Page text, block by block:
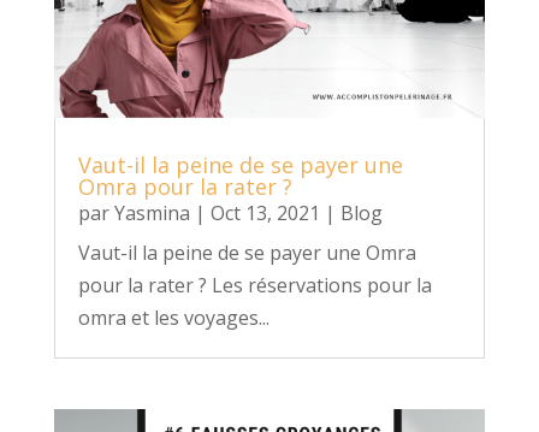
Vaut-il la peine de se payer une
Omra pour la rater ?
parYasmina | Oct 13, 2021 | Blog
Vaut-il la peine de se payer une Omra
pour la rater ? Les réservations pour la
omra et les voyages...